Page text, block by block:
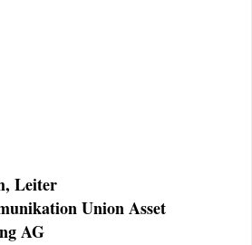
Leiter
Union Asset
AG